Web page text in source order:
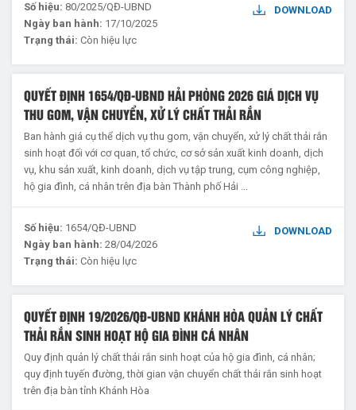
Số hiệu: 80/2025/QĐ-UBND
Ngày ban hành: 17/10/2025
Trạng thái: Còn hiệu lực
DOWNLOAD
QUYẾT ĐỊNH 1654/QĐ-UBND HẢI PHÒNG 2026 GIÁ DỊCH VỤ
THU GOM, VẬN CHUYỂN, XỬ LÝ CHẤT THẢI RẮN
Ban hành giá cụ thể dịch vụ thu gom, vận chuyển, xử lý chất thải rắn
sinh hoạt đối với cơ quan, tổ chức, cơ sở sản xuất kinh doanh, dịch
vụ, khu sản xuất, kinh doanh, dịch vụ tập trung, cụm công nghiệp,
hộ gia đình, cá nhân trên địa bàn Thành phố Hải ...
Số hiệu: 1654/QĐ-UBND
Ngày ban hành: 28/04/2026
Trạng thái: Còn hiệu lực
DOWNLOAD
QUYẾT ĐỊNH 19/2026/QĐ-UBND KHÁNH HÒA QUẢN LÝ CHẤT
THẢI RẮN SINH HOẠT HỘ GIA ĐÌNH CÁ NHÂN
Quy định quản lý chất thải rắn sinh hoạt của hộ gia đình, cá nhân;
quy định tuyến đường, thời gian vận chuyển chất thải rắn sinh hoạt
trên địa bàn tỉnh Khánh Hòa